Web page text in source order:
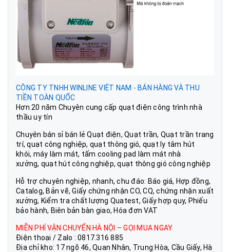
CÔNG TY TNHH WINLINE VIỆT NAM - BÁN HÀNG VÀ THU
TIỀN TOÀN QUỐC
Hơn 20 năm Chuyên cung cấp quạt điện công trình nhà
thầu uy tín
Chuyên bán sỉ bán lẻ Quạt điện, Quạt trần, Quạt trần trang
trí, quạt công nghiệp, quạt thông gió, quạt ly tâm hút
khói, máy làm mát, tấm cooling pad làm mát nhà
xưởng, quạt hút công nghiệp, quạt thông gió công nghiệp
Hỗ trợ chuyên nghiệp, nhanh, chu đáo: Báo giá, Hợp đồng,
Catalog, Bản vẽ, Giấy chứng nhận CO, CQ, chứng nhận xuất
xưởng, Kiểm tra chất lượng Quatest, Giấy hợp quy, Phiếu
bảo hành, Biên bản bàn giao, Hóa đơn VAT
MIỄN PHÍ VẬN CHUYỂN HÀ NỘI – GỌI MUA NGAY
Điện thoại / Zalo : 0817.316 885
Địa chỉ kho: 17 ngõ 46, Quan Nhân, Trung Hòa, Cầu Giấy, Hà